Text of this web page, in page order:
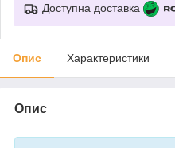
Доступна доставка
Опис Характеристики
Опис